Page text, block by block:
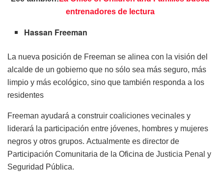
entrenadores de lectura
Hassan Freeman
La nueva posición de Freeman se alinea con la visión del
alcalde de un gobierno que no sólo sea más seguro, más
limpio y más ecológico, sino que también responda a los
residentes
Freeman ayudará a construir coaliciones vecinales y
liderará la participación entre jóvenes, hombres y mujeres
negros y otros grupos. Actualmente es director de
Participación Comunitaria de la Oficina de Justicia Penal y
Seguridad Pública.